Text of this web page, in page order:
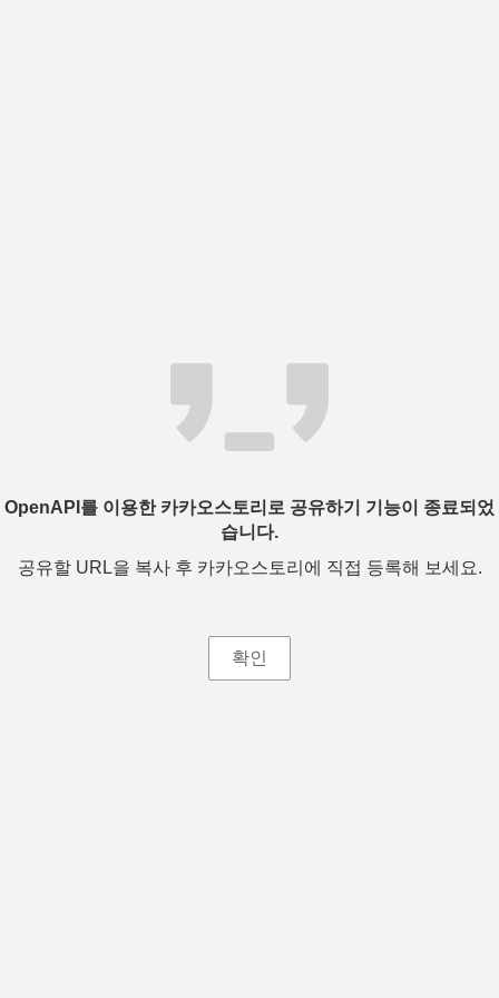
OpenAPI를 이용한 카카오스토리로 공유하기 기능이 종료되었
습니다.
공유할 URL을 복사 후 카카오스토리에 직접 등록해 보세요.
확인